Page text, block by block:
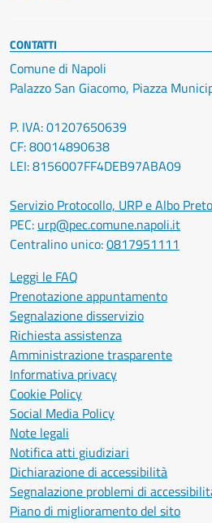
CONTATTI
Comune di Napoli
Palazzo San Giacomo, Piazza
P. IVA: 01207650639
CF: 80014890638
LEI: 8156007FF4DEB97ABA09
Servizio Protocollo, URP e Albo
PEC: urp@pec.comune.napoli.it
Centralino unico:0817951111
Leggi le FAQ
Prenotazione appuntamento
Segnalazione disservizio
Richiesta assistenza
Amministrazione trasparente
Informativa privacy
Cookie Policy
Social Media Policy
Note legali
Notifica atti giudiziari
Dichiarazione di accessibilità
Segnalazione problemi di
Piano di miglioramento del sito